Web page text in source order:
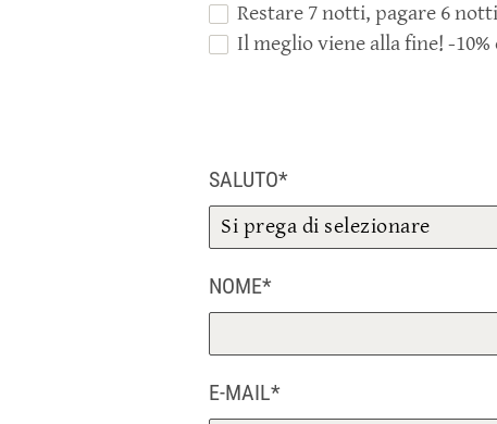
Restare 7 notti, pagare 6 notti
Il meglio viene alla fine! -
SALUTO*
NOME*
E-MAIL*